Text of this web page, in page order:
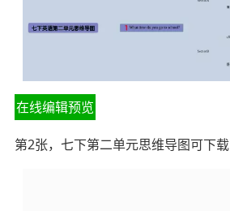
在线编辑预览
第2张，七下第二单元思维导图可下载